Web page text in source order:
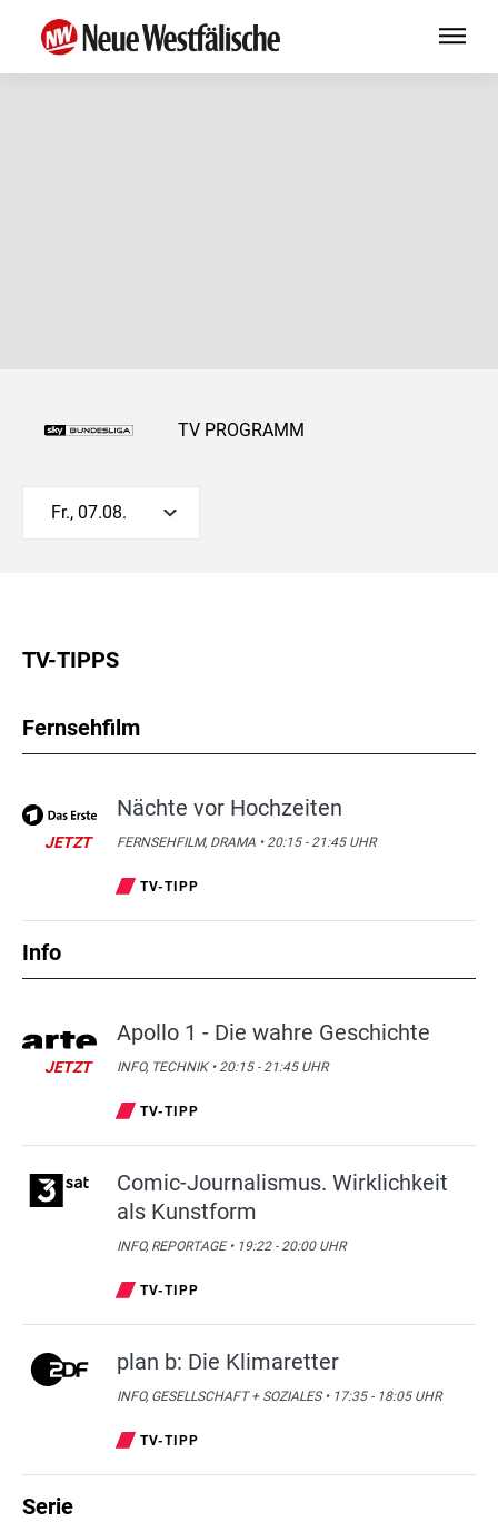
TV PROGRAMM
Fr., 07.08.
TV-TIPPS
Fernsehfilm
JETZT
Nächte vor Hochzeiten
FERNSEHFILM, DRAMA • 20:15 - 21:45 UHR
TV-TIPP
Info
JETZT
Apollo 1 - Die wahre Geschichte
INFO, TECHNIK • 20:15 - 21:45 UHR
TV-TIPP
Comic-Journalismus. Wirklichkeit
als Kunstform
INFO, REPORTAGE • 19:22 - 20:00 UHR
TV-TIPP
plan b: Die Klimaretter
INFO, GESELLSCHAFT + SOZIALES • 17:35 - 18:05 UHR
TV-TIPP
Serie